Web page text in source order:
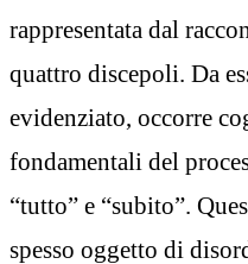
rappresentata dal
quattro discepoli. Da
evidenziato, occorre
fondamentali del
“tutto” e “subito”.
spesso oggetto di